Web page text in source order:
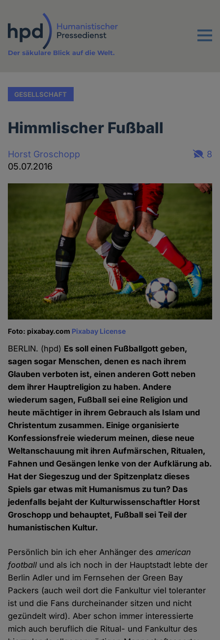
Inhalt
Menu
Der säkulare Blick auf die Welt.
GESELLSCHAFT
Himmlischer Fußball
Horst Groschopp
05.07.2016
8
Foto: pixabay.com Pixabay License
BERLIN. (hpd) Es soll einen Fußballgott geben,
sagen sogar Menschen, denen es nach ihrem
Glauben verboten ist, einen anderen Gott neben
dem ihrer Hauptreligion zu haben. Andere
wiederum sagen, Fußball sei eine Religion und
heute mächtiger in ihrem Gebrauch als Islam und
Christentum zusammen. Einige organisierte
Konfessionsfreie wiederum meinen, diese neue
Weltanschauung mit ihren Aufmärschen, Ritualen,
Fahnen und Gesängen lenke von der Aufklärung ab.
Hat der Siegeszug und der Spitzenplatz dieses
Spiels gar etwas mit Humanismus zu tun? Das
jedenfalls bejaht der Kulturwissenschaftler Horst
Groschopp und behauptet, Fußball sei Teil der
humanistischen Kultur.
Persönlich bin ich eher Anhänger desamerican
football und als ich noch in der Hauptstadt lebte der
Berlin Adler und im Fernsehen der Green Bay
Packers (auch weil dort die Fankultur viel toleranter
ist und die Fans durcheinander sitzen und nicht
gezündelt wird). Aber schon immer interessierte
mich auch beruflich die Ritual- und Fankultur des